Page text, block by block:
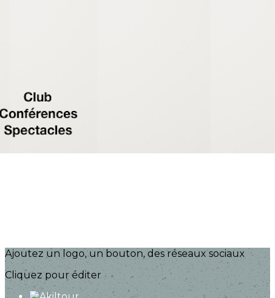
Images de la page d'accueil
Cliquez pour éditer
Ajoutez un logo, un bouton, des réseaux sociaux
Cliquez pour éditer